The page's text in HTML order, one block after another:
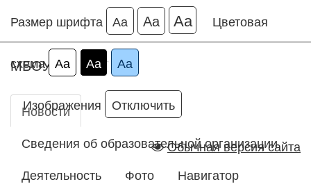
Размер шрифта Аа Аа Аа Цветовая
схема Аа Аа Аа
Изображения Отключить
Обычная версия сайта
МБОУ ДО ДДТ
Новости
Сведения об образовательной организации
Деятельность
Фото
Навигатор